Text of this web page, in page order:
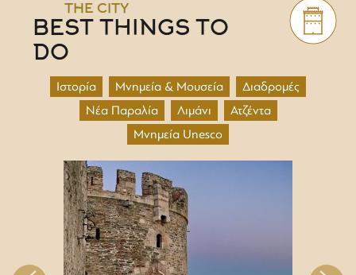
THE CITY
BEST THINGS TO
DO
Ιστορία Μνημεία & Μουσεία
Διαδρομές
Νέα Παραλία
Λιμάνι
Ατζέντα
Μνημεία Unesco